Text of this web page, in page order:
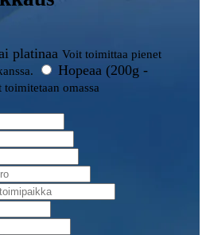
platinaa Voit toimittaa pienet
Hopeaa (200g -
toimitetaan omassa